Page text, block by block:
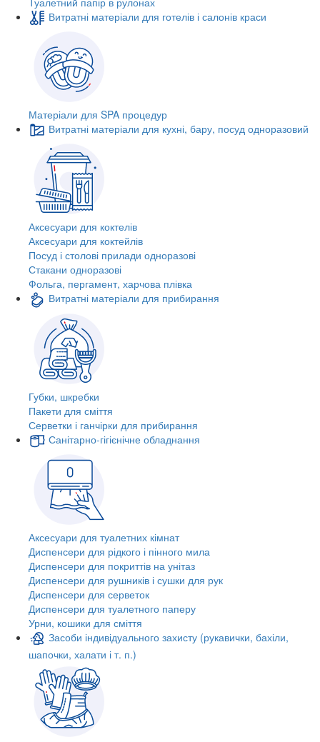
Витратні матеріали для готелів і салонів краси
Матеріали для SPA процедур
Витратні матеріали для кухні, бару, посуд одноразовий
Аксесуари для коктелів
Аксесуари для коктейлів
Посуд і столові прилади одноразові
Стакани одноразові
Фольга, пергамент, харчова плівка
Витратні матеріали для прибирання
Губки, шкребки
Пакети для сміття
Серветки і ганчірки для прибирання
Санітарно-гігієнічне обладнання
Аксесуари для туалетних кімнат
Диспенсери для рідкого і пінного мила
Диспенсери для покриттів на унітаз
Диспенсери для рушників і сушки для рук
Диспенсери для серветок
Диспенсери для туалетного паперу
Урни, кошики для сміття
Засоби індивідуального захисту (рукавички, бахіли,
шапочки, халати і т. п.)